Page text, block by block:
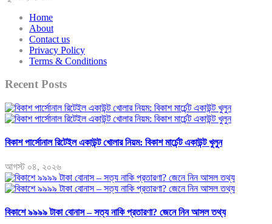
Home
About
Contact us
Privacy Policy
Terms & Conditions
Recent Posts
বিকাশ পার্সোনাল রিটেইল একাউন্ট খোলার নিয়ম: বিকাশ মার্চেন্ট একাউন্ট খুলুন
আগস্ট ০৪, ২০২৬
বিকাশে ৯৯৯৯ টাকা বোনাস – সত্য নাকি প্রতারণা? জেনে নিন আসল তথ্য